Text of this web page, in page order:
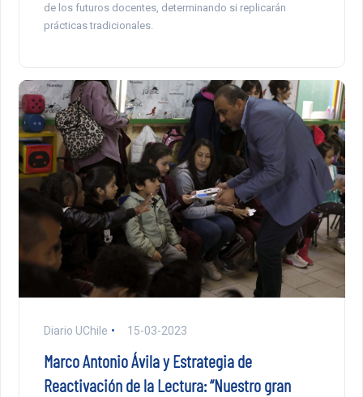
de los futuros docentes, determinando si replicarán
prácticas tradicionales.
Diario UChile 15-03-2023
Marco Antonio Ávila y Estrategia de
Reactivación de la Lectura: “Nuestro gran